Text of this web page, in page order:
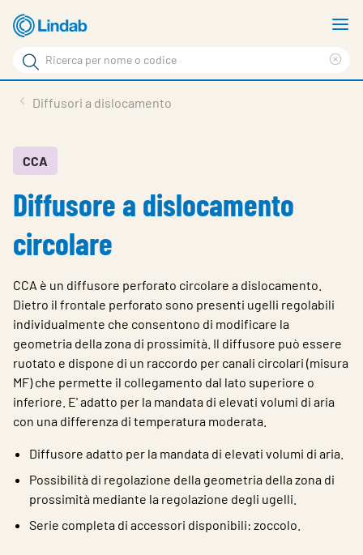
Log
visionare
Cerca
Cerca
Su Lindab
Su Tecnovent
Scegliere la lingua
Diffusori a dislocamento
CCA
Diffusore a dislocamento
circolare
CCA è un diffusore perforato circolare a dislocamento.
Dietro il frontale perforato sono presenti ugelli regolabili
individualmente che consentono di modificare la
geometria della zona di prossimità. Il diffusore può essere
ruotato e dispone di un raccordo per canali circolari (misura
MF) che permette il collegamento dal lato superiore o
inferiore. E' adatto per la mandata di elevati volumi di aria
con una differenza di temperatura moderata.
Diffusore adatto per la mandata di elevati volumi di aria.
Possibilità di regolazione della geometria della zona di
prossimità mediante la regolazione degli ugelli.
Serie completa di accessori disponibili: zoccolo.